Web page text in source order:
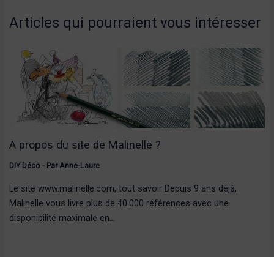
Articles qui pourraient vous intéresser
A propos du site de Malinelle ?
DIY Déco- ParAnne-Laure
Le site www.malinelle.com, tout savoir Depuis 9 ans déjà,
Malinelle vous livre plus de 40.000 références avec une
disponibilité maximale en…